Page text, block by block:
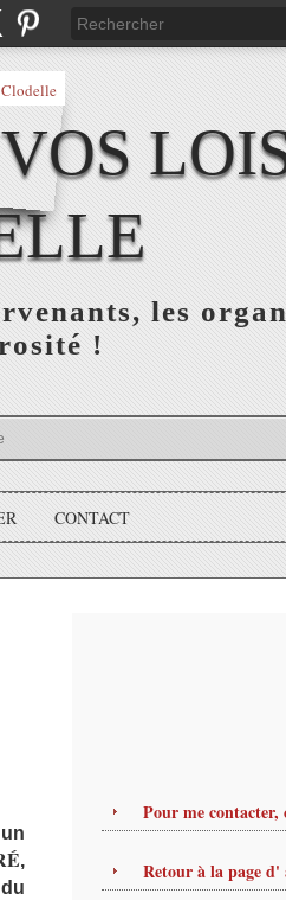
les
!
CONTACT
,
Pour me contacter,
Retour à la page d'